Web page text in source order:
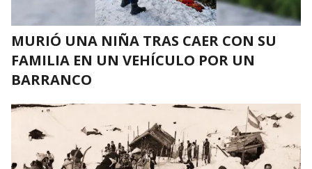
MURIÓ UNA NIÑA TRAS CAER CON SU
FAMILIA EN UN VEHÍCULO POR UN
BARRANCO